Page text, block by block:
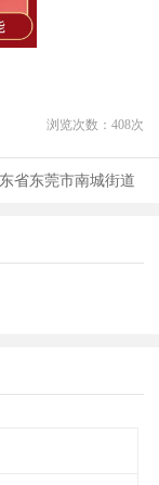
浏览次数： 408次
省东莞市南城街道